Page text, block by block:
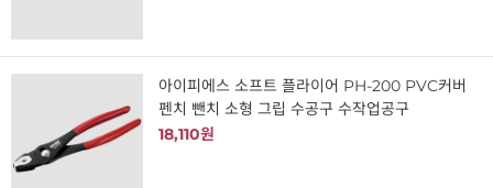
아이피에스 소프트 플라이어 PH-200 PVC커버
펜치 뺀치 소형 그립 수공구 수작업공구
18,110원